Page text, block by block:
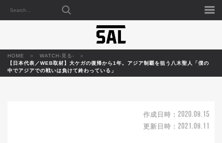
HOME
WATCH-見る-
【日本代表／WEB取材】大ケガの復帰から1年。アジア制覇を狙う八木聖人「僕の
中でアジアでの戦いは負けて終わっている」
作成日時： 2020.09.15
更新日時： 2021.09.11